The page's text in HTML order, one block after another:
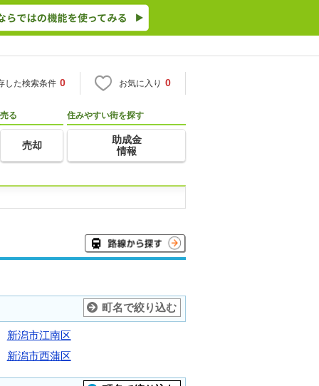
した検索条件 0 お気に入り 0
売る
売却
住みやすい街を探す
助成金
情報
町名で絞り込む
新潟市江南区
新潟市西蒲区